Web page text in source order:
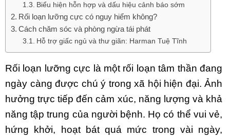
Biểu hiện hỗn hợp và dấu hiệu cảnh báo sớm
Rối loạn lưỡng cực có nguy hiểm không?
Cách chăm sóc và phòng ngừa tái phát
Hỗ trợ giấc ngủ và thư giãn: Harman Tuệ Tĩnh
Rối loạn lưỡng cực là một rối loạn tâm thần đang
ngày càng được chú ý trong xã hội hiện đại. Ảnh
hưởng trực tiếp đến cảm xúc, năng lượng và khả
năng tập trung của người bệnh. Họ có thể vui vẻ,
hứng khởi, hoạt bát quá mức trong vài ngày,